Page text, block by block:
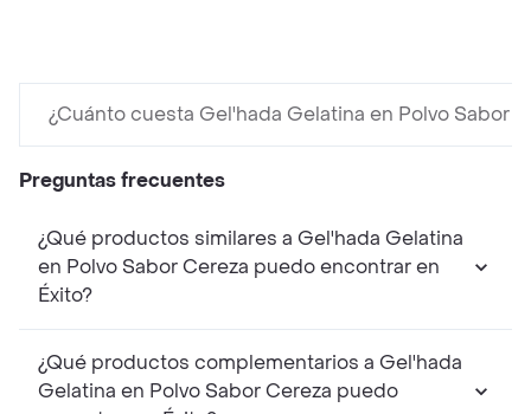
¿Cuánto cuesta Gel'hada Gelatina en Polvo Sabor
Preguntas frecuentes
¿Qué productos similares a Gel'hada Gelatina
en Polvo Sabor Cereza puedo encontrar en
Éxito?
¿Qué productos complementarios a Gel'hada
Gelatina en Polvo Sabor Cereza puedo